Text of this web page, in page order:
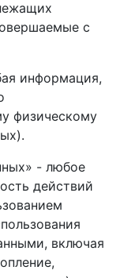
с
информация,
физическому
- любое
действий
включая